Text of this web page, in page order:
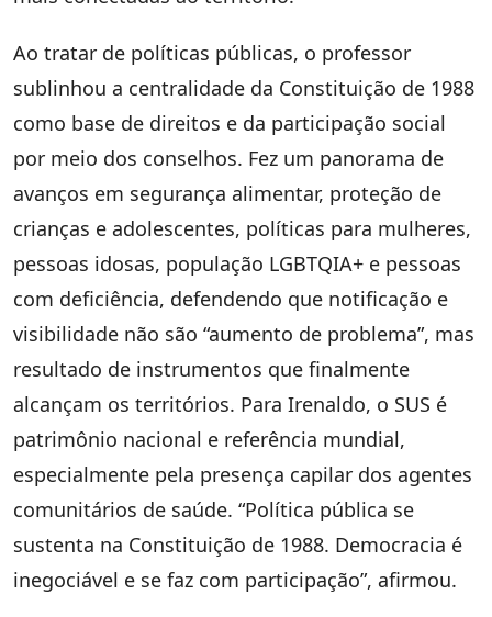
Ao tratar de políticas públicas, o professor
sublinhou a centralidade da Constituição de 1988
como base de direitos e da participação social
por meio dos conselhos. Fez um panorama de
avanços em segurança alimentar, proteção de
crianças e adolescentes, políticas para mulheres,
pessoas idosas, população LGBTQIA+ e pessoas
com deficiência, defendendo que notificação e
visibilidade não são “aumento de problema”, mas
resultado de instrumentos que finalmente
alcançam os territórios. Para Irenaldo, o SUS é
patrimônio nacional e referência mundial,
especialmente pela presença capilar dos agentes
comunitários de saúde. “Política pública se
sustenta na Constituição de 1988. Democracia é
inegociável e se faz com participação”, afirmou.